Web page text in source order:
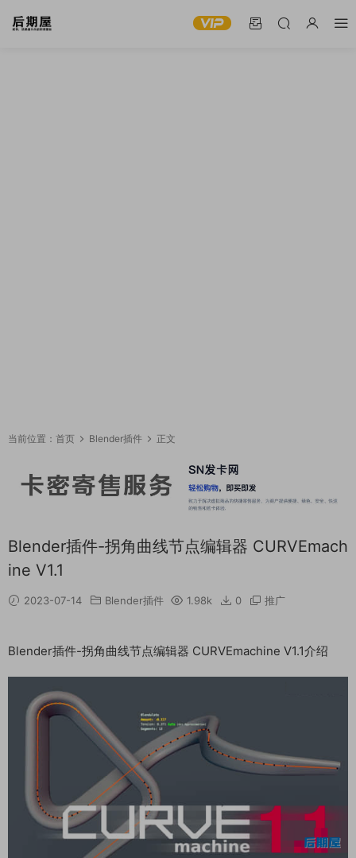
当前位置： 首页 Blender插件 正文
Blender插件-拐角曲线节点编辑器 CURVEmach
ine V1.1
2023-07-14 Blender插件 1.98k 0 推广
Blender插件-拐角曲线节点编辑器 CURVEmachine V1.1介绍